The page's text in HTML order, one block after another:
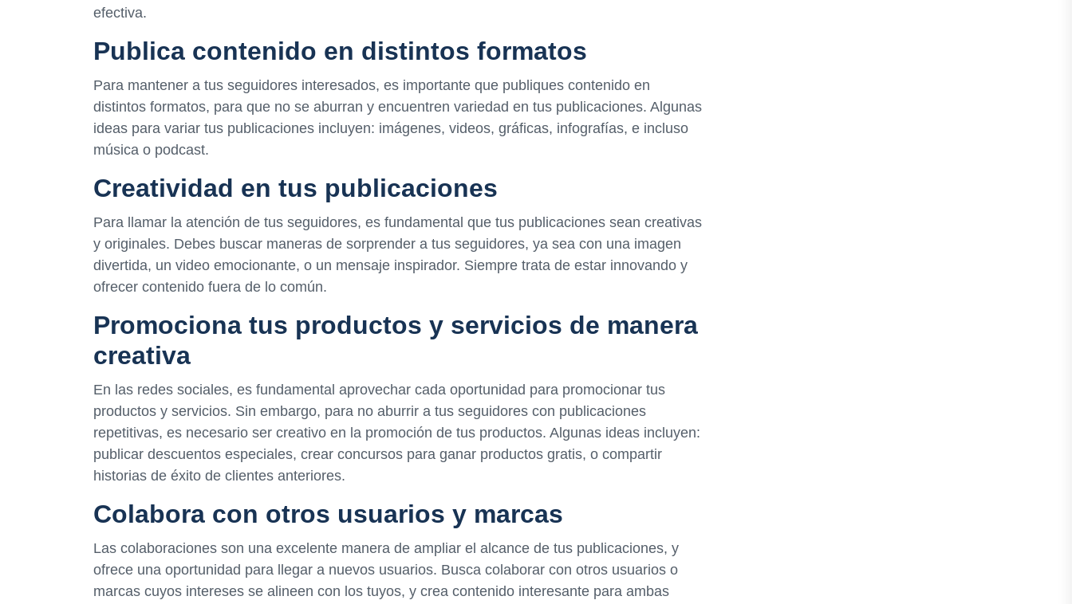
efectiva.
Publica contenido en distintos formatos
Para mantener a tus seguidores interesados, es importante que publiques contenido en
distintos formatos, para que no se aburran y encuentren variedad en tus publicaciones. Algunas
ideas para variar tus publicaciones incluyen: imágenes, videos, gráficas, infografías, e incluso
música o podcast.
Creatividad en tus publicaciones
Para llamar la atención de tus seguidores, es fundamental que tus publicaciones sean creativas
y originales. Debes buscar maneras de sorprender a tus seguidores, ya sea con una imagen
divertida, un video emocionante, o un mensaje inspirador. Siempre trata de estar innovando y
ofrecer contenido fuera de lo común.
Promociona tus productos y servicios de manera
creativa
En las redes sociales, es fundamental aprovechar cada oportunidad para promocionar tus
productos y servicios. Sin embargo, para no aburrir a tus seguidores con publicaciones
repetitivas, es necesario ser creativo en la promoción de tus productos. Algunas ideas incluyen:
publicar descuentos especiales, crear concursos para ganar productos gratis, o compartir
historias de éxito de clientes anteriores.
Colabora con otros usuarios y marcas
Las colaboraciones son una excelente manera de ampliar el alcance de tus publicaciones, y
ofrece una oportunidad para llegar a nuevos usuarios. Busca colaborar con otros usuarios o
marcas cuyos intereses se alineen con los tuyos, y crea contenido interesante para ambas